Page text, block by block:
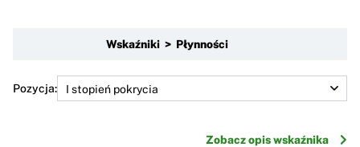
Wskaźniki > Płynności
Pozycja:
Zobacz opis wskaźnika